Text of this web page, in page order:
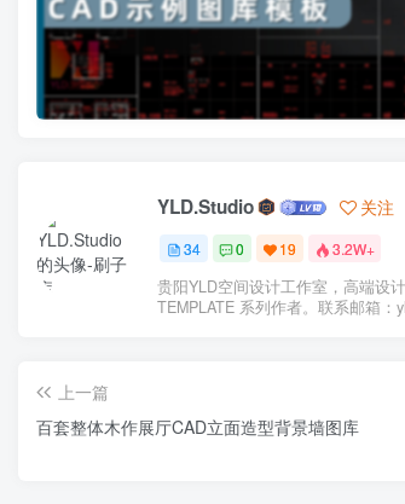
YLD.Studio 关注
34 0 19 3.2W+
贵阳YLD空间设计工作室，高端设
TEMPLATE 系列作者。联系邮箱：
上一篇
百套整体木作展厅CAD立面造型背景墙图库